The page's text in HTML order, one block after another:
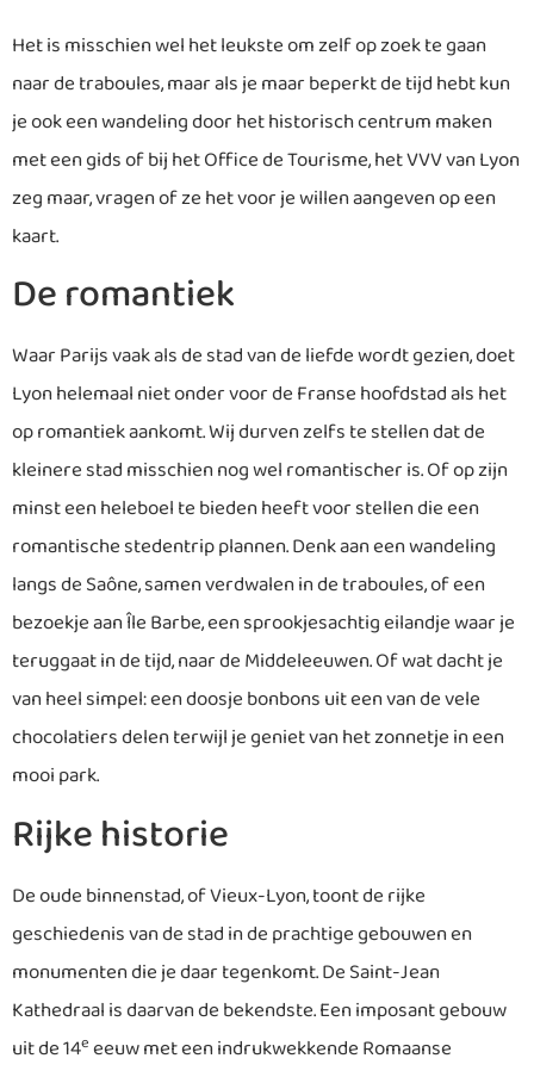
Het is misschien wel het leukste om zelf op zoek te gaan
naar de traboules, maar als je maar beperkt de tijd hebt kun
je ook een wandeling door het historisch centrum maken
met een gids of bij het Office de Tourisme, het VVV van Lyon
zeg maar, vragen of ze het voor je willen aangeven op een
kaart.
De romantiek
Waar Parijs vaak als de stad van de liefde wordt gezien, doet
Lyon helemaal niet onder voor de Franse hoofdstad als het
op romantiek aankomt. Wij durven zelfs te stellen dat de
kleinere stad misschien nog wel romantischer is. Of op zijn
minst een heleboel te bieden heeft voor stellen die een
romantische stedentrip plannen. Denk aan een wandeling
langs de Saône, samen verdwalen in de traboules, of een
bezoekje aan Île Barbe, een sprookjesachtig eilandje waar je
teruggaat in de tijd, naar de Middeleeuwen. Of wat dacht je
van heel simpel: een doosje bonbons uit een van de vele
chocolatiers delen terwijl je geniet van het zonnetje in een
mooi park.
Rijke historie
De oude binnenstad, of Vieux-Lyon, toont de rijke
geschiedenis van de stad in de prachtige gebouwen en
monumenten die je daar tegenkomt. De Saint-Jean
Kathedraal is daarvan de bekendste. Een imposant gebouw
uit de 14eeeuw met een indrukwekkende Romaanse